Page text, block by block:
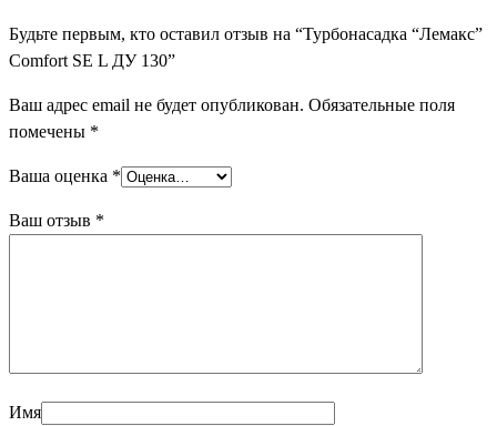
Будьте первым, кто оставил отзыв на “Турбонасадка “Лемакс”
Comfort SE L ДУ 130”
Ваш адрес email не будет опубликован. Обязательные поля
помечены *
Ваша оценка *
Ваш отзыв *
Имя